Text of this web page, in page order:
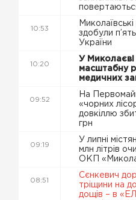
10:53
здобули
України
10:20
У
масштабну
медичних
09:52
На
«чорних
довкіллю
грн
09:19
У липні
млн літрів
ОКП
08:51
Сєнкевич
тріщини на
дощів – в